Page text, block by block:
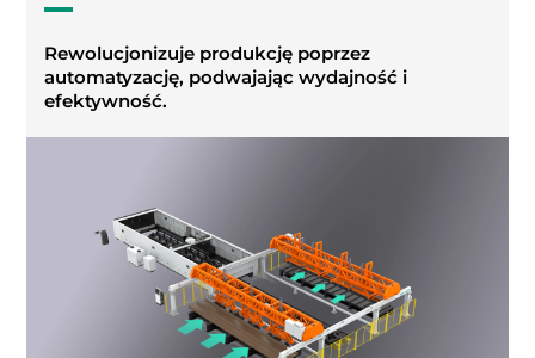
Rewolucjonizuje produkcję poprzez
automatyzację, podwajając wydajność i
efektywność.